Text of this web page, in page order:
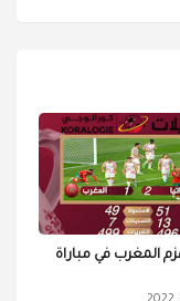
المغرب في مباراة